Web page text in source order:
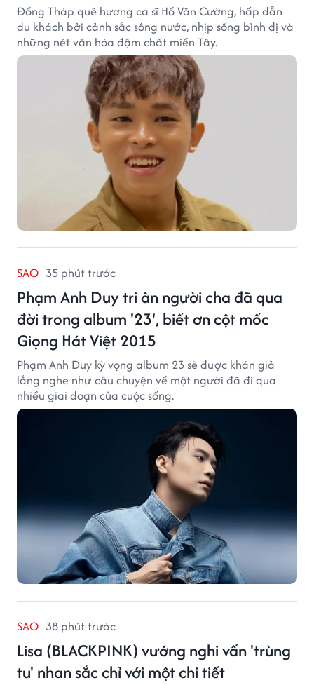
Đồng Tháp quê hương ca sĩ Hồ Văn Cường, hấp dẫn
du khách bởi cảnh sắc sông nước, nhịp sống bình dị và
những nét văn hóa đậm chất miền Tây.
SAO 35 phút trước
Phạm Anh Duy tri ân người cha đã qua
đời trong album '23', biết ơn cột mốc
Giọng Hát Việt 2015
Phạm Anh Duy kỳ vọng album 23 sẽ được khán giả
lắng nghe như câu chuyện về một người đã đi qua
nhiều giai đoạn của cuộc sống.
SAO 38 phút trước
Lisa (BLACKPINK) vướng nghi vấn 'trùng
tu' nhan sắc chỉ với một chi tiết